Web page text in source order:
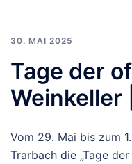
30. MAI 2025
Tage der
Weinkeller
Vom 29. Mai bis zum
Trarbach die „Tage